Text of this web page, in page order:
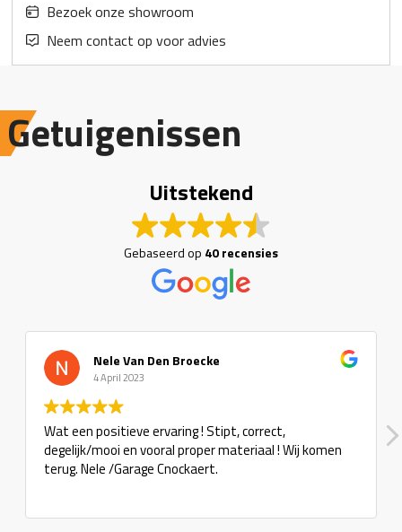
Bezoek onze showroom
Neem contact op voor advies
Getuigenissen
Uitstekend
Gebaseerd op 40 recensies
Nele Van Den Broecke
4 April 2023
een positieve ervaring ! Stipt, correct,
mooi en vooral proper materiaal ! Wij komen
Nele /Garage Cnockaert.
Super